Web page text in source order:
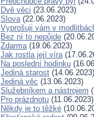
Dvě věci (23.06.2023)
Slova(22.06.2023)
Vyprošuji vám v
Bez ní to nepůjde
Zdarma(19.06.2023)
Jak rostla její víra
Na poslední hodinku
Jediná starost (14.06.2023)
Jediná věc (13.06.2023)
Služebníkem a nástrojem
Pro prázdnotu (11.06.2023)
Někdy je to těžké